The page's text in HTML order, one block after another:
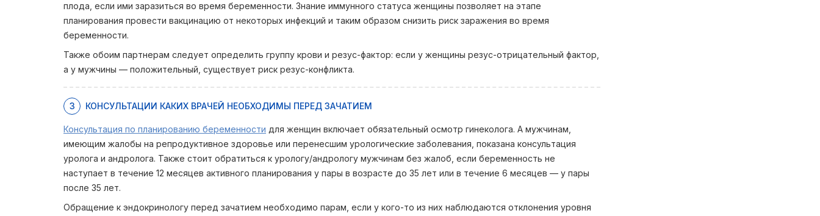
плода, если ими заразиться во время беременности. Знание иммунного статуса женщины позволяет на этапе
планирования провести вакцинацию от некоторых инфекций и таким образом снизить риск заражения во время
беременности.
Также обоим партнерам следует определить группу крови и резус-фактор: если у женщины резус-отрицательный фактор,
а у мужчины — положительный, существует риск резус-конфликта.
3 КОНСУЛЬТАЦИИ КАКИХ ВРАЧЕЙ НЕОБХОДИМЫ ПЕРЕД ЗАЧАТИЕМ
Консультация по планированию беременности для женщин включает обязательный осмотр гинеколога. А мужчинам,
имеющим жалобы на репродуктивное здоровье или перенесшим урологические заболевания, показана консультация
уролога и андролога. Также стоит обратиться к урологу/андрологу мужчинам без жалоб, если беременность не
наступает в течение 12 месяцев активного планирования у пары в возрасте до 35 лет или в течение 6 месяцев — у пары
после 35 лет.
Обращение к эндокринологу перед зачатием необходимо парам, если у кого-то из них наблюдаются отклонения уровня